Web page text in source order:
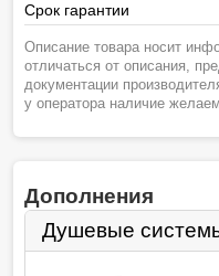
Срок гарантии
Описание товара носит
отличаться от описания,
документации
у оператора наличие
Дополнения
Душевые